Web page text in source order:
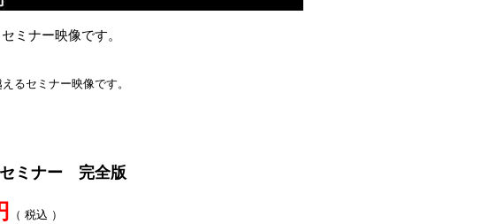
ミナー映像です。
るセミナー映像です。
セミナー 完全版
（ 税込 ）